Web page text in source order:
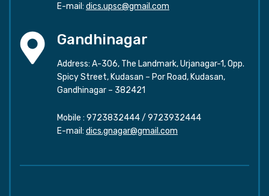
E-mail: dics.upsc@gmail.com
Gandhinagar
Address: A-306, The Landmark, Urjanagar-1, Opp.
Spicy Street, Kudasan – Por Road, Kudasan,
Gandhinagar – 382421
Mobile : 9723832444/ 9723932444
E-mail: dics.gnagar@gmail.com